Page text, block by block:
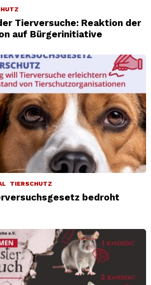
Tierversuche: Reaktion der
auf Bürgerinitiative
TIERSCHUTZ
bedroht